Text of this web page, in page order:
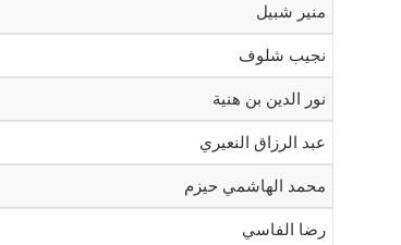
منير شبيل
نجيب شلوف
نور الدين بن هنية
عبد الرزاق النعيري
محمد الهاشمي حيزم
رضا الفاسي